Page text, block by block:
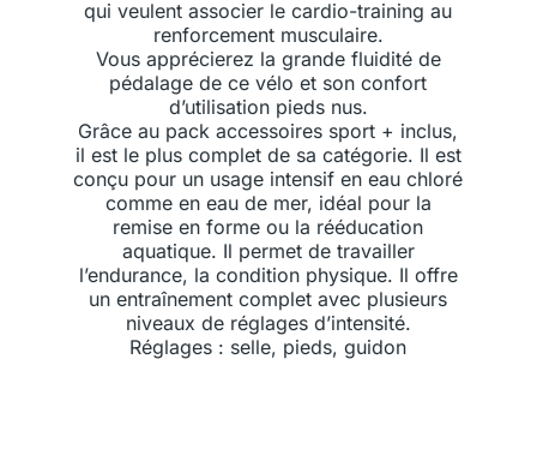
qui veulent associer le cardio-training au
renforcement musculaire.
Vous apprécierez la grande fluidité de
pédalage de ce vélo et son confort
d’utilisation pieds nus.
Grâce au pack accessoires sport + inclus,
il est le plus complet de sa catégorie. Il est
conçu pour un usage intensif en eau chloré
comme en eau de mer, idéal pour la
remise en forme ou la rééducation
aquatique. Il permet de travailler
l’endurance, la condition physique. Il offre
un entraînement complet avec plusieurs
niveaux de réglages d’intensité.
Réglages : selle, pieds, guidon